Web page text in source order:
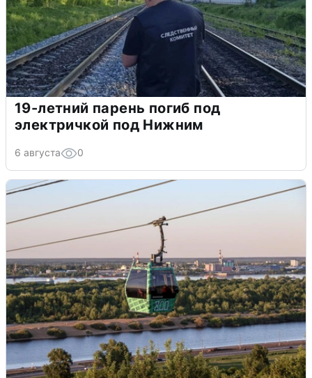
19-летний парень погиб под
электричкой под Нижним
6 августа 0